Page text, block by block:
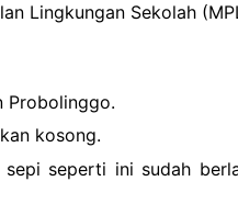
Lingkungan Sekolah
Probolinggo.
kosong.
seperti ini sudah